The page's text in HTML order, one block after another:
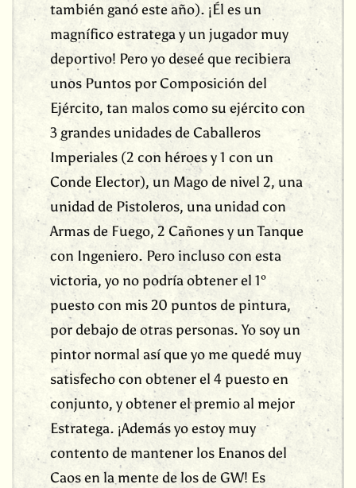
también ganó este año). ¡Él es un
magnífico estratega y un jugador muy
deportivo! Pero yo deseé que recibiera
unos Puntos por Composición del
Ejército, tan malos como su ejército con
3 grandes unidades de Caballeros
Imperiales (2 con héroes y 1 con un
Conde Elector), un Mago de nivel 2, una
unidad de Pistoleros, una unidad con
Armas de Fuego, 2 Cañones y un Tanque
con Ingeniero. Pero incluso con esta
victoria, yo no podría obtener el 1º
puesto con mis 20 puntos de pintura,
por debajo de otras personas. Yo soy un
pintor normal así que yo me quedé muy
satisfecho con obtener el 4 puesto en
conjunto, y obtener el premio al mejor
Estratega. ¡Además yo estoy muy
contento de mantener los Enanos del
Caos en la mente de los de GW! Es